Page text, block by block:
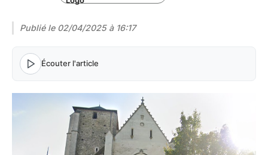
Publié le 02/04/2025 à 16:17
Écouter l'article